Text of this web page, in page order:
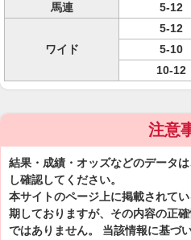
馬連
5-12
ワイド
5-12
5-10
10-12
注意
結果・成績・オッズなどのデータ
し確認してください。
本サイトのページ上に掲載されて
期しておりますが、その内容の正
ではありません。 当該情報に基づ